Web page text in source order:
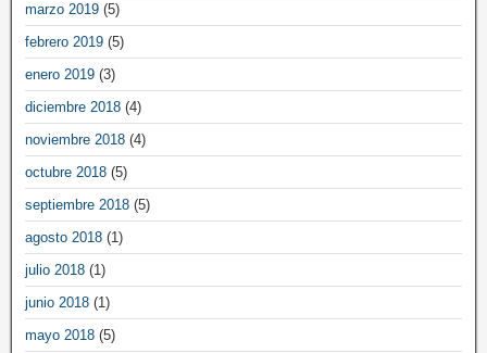
marzo 2019 (5)
febrero 2019 (5)
enero 2019 (3)
diciembre 2018 (4)
noviembre 2018 (4)
octubre 2018 (5)
septiembre 2018 (5)
agosto 2018 (1)
julio 2018 (1)
junio 2018 (1)
mayo 2018 (5)